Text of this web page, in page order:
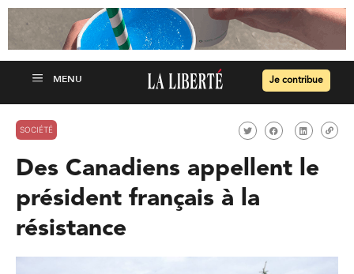
Je contribue
SOCIÉTÉ
Des Canadiens appellent le
président français à la
résistance